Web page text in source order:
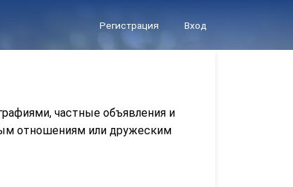
Регистрация Вход
частные объявления и
отношениям или дружеским